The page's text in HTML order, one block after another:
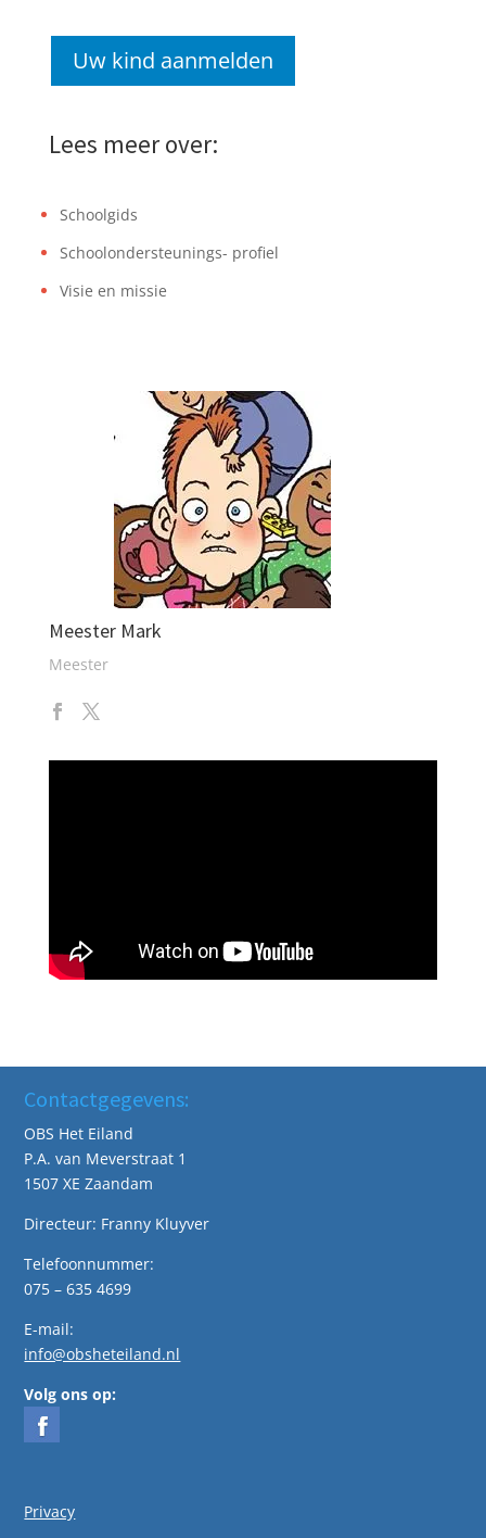
Uw kind aanmelden
Lees meer over:
Schoolgids
Schoolondersteunings- profiel
Visie en missie
Meester Mark
Meester
Contactgegevens:
OBS Het Eiland
P.A. van Meverstraat 1
1507 XE Zaandam
Directeur: Franny Kluyver
Telefoonnummer:
075 – 635 4699
E-mail:
info@obsheteiland.nl
Volg ons op:
Privacy